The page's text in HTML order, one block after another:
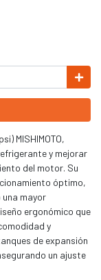
MISHIMOTO,
y mejorar
del motor. Su
óptimo,
mayor
ergonómico que
y
de expansión
un ajuste